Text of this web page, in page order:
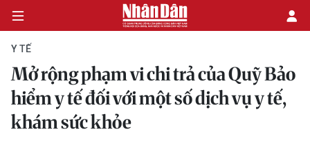
CHÍNH TRỊ
KINH TẾ
Y TẾ
Mở rộng phạm vi chi trả của Quỹ Bảo
hiểm y tế đối với một số dịch vụ y tế,
khám sức khỏe